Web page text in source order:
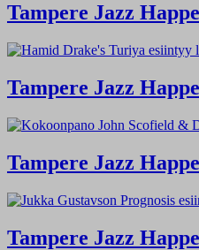
Tampere Jazz
Tampere Jazz
Tampere Jazz
Tampere Jazz